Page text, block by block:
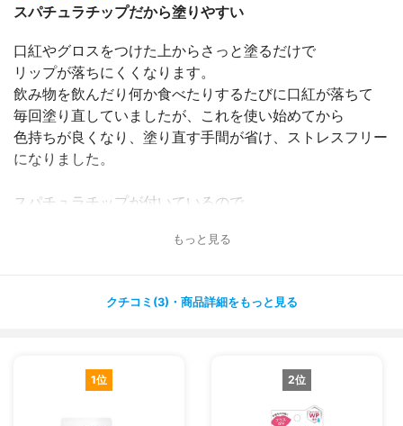
スパチュラチップだから塗りやすい
口紅やグロスをつけた上からさっと塗るだけで
リップが落ちにくくなります。
飲み物を飲んだり何か食べたりするたびに口紅が落ちて
毎回塗り直していましたが、これを使い始めてから
色持ちが良くなり、塗り直す手間が省け、ストレスフリー
になりました。
スパチュラチップが付いているので、
口紅の色をキープできます。
スなどの美容成分も配合されているので
つけながら唇の保湿ケアもでき一石二鳥です。
もっと見る
クチコミ(3)・商品詳細をもっと見る
1位 2位